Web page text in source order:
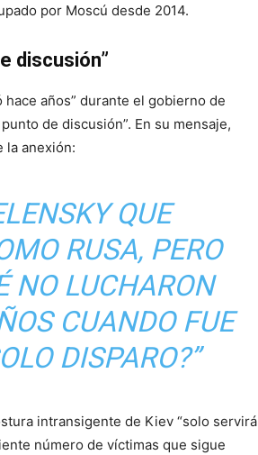
por Moscú desde 2014.
discusión”
años” durante el gobierno de
de discusión”. En su mensaje,
la anexión:
QUE
RUSA, PERO
NO LUCHARON
CUANDO FUE
DISPARO?”
intransigente de Kiev “solo servirá
número de víctimas que sigue